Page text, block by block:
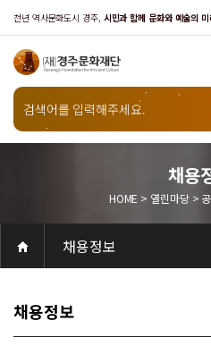
천년 역사문화도시 경주, 시민과 함께 문화와 예술의
채용
HOME > 열린마당 >
공지사항
채용정보
공연
공연일정
객석안내
화랑홀
화랑홀 2층
화랑홀 3층
원화홀
티켓안내
티켓안내
티켓예매
티켓수령
할인규정
취소·환불규정
문화나눔티켓
공연예절·서비스
공연장 관람예절
공연장 편의서비스
전시
전시일정
현재전시
예정전시
지난전시
전시연계교육신청
알천미술관소장품
전시예절·서비스
미술관 관람예절
미술관 편의서비스
아카데미
교육일정
문화행사
행사일정
행사소개
경주 대릉원돌담길 축제
국제경주역사문화포럼
금속공예관
경주 e스포츠 페스티벌
돗자리피크닉
국제경주역사문화포럼
교촌문화공연 신라오기
신라문화제
국제뮤직페스티벌
경주문화관1918
교촌버스킹
지역예술인 지원사업
봉황대 뮤직스퀘어
경주국악여행
제야의 종 타종식
한수원아트페스티벌
한복문화주간
동아시아 문화도시
MyK FESTA in 경주
경주시 관광기념품 공모
뉴스
갤러리
대관
대관공고·절차
경주예술의전당
경주문화관1918
대관운영조례
운영조례
경주예술의전당
운영규칙
공연장 및 부대시설
알천미술관
경주문화관1918
사용료
경주예술의전당
경주문화관1918
대관신청
경주예술의전당
경주문화관1918
시설소개
경주예술의전당
시설소개
공연장
화랑홀
원화홀
알천미술관
기타시설
경주문화관1918
시립예술단
시립극단
시립극단 소개
단원현황
시립합창단
시립합창단 소개
단원현황
시립신라고취대
시립신라고취대 소개
단원현황
연간일정
열린마당
공지사항
공지사항
입찰정보
채용정보
자료실
홍보·보도자료
서식·매뉴얼
웹진
Q&A
FAQ
가입 및 정보
공연
전시
아카데미
대관
기타
질문과답변
우수고객
회원안내 · 혜택
우수고객
경주문화재단
인사말
재단소개
비전전략
사업안내
연혁
재단CI
조직도
ESG 윤리·경영
ESG경영 선언문
인권경영선언문
임직원행동강령
문화서비스윤리헌장
통합신고센터
경영공시
경영목표 예산서 운영계
결산서
임원 및 운영인력 현황
경영실적
외부기관 감사
기타공시
계약현황
기부금현황
업무추진비 복리후생비
오시는길
경주예술의전당
경주문화관1918
신라금속공예관
채용정보